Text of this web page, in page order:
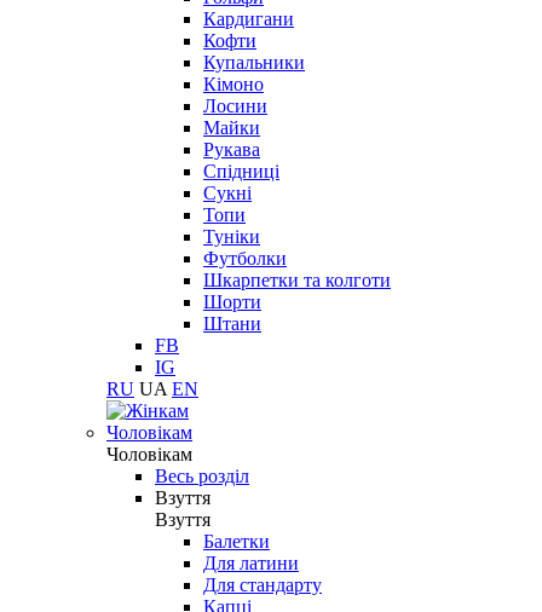
Кардигани
Кофти
Купальники
Кімоно
Лосини
Майки
Рукава
Спідниці
Сукні
Топи
Туніки
Футболки
Шкарпетки та колготи
Шорти
Штани
FB
IG
RU UA EN
Чоловікам
Чоловікам
Весь розділ
Взуття
Взуття
Балетки
Для латини
Для стандарту
Капці